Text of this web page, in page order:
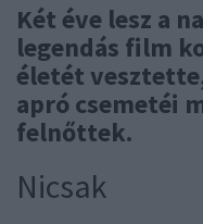
Két éve lesz a
legendás film
életét
apró csemetéi
felnőttek.
Nicsak